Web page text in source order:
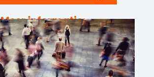
Meer informatie: